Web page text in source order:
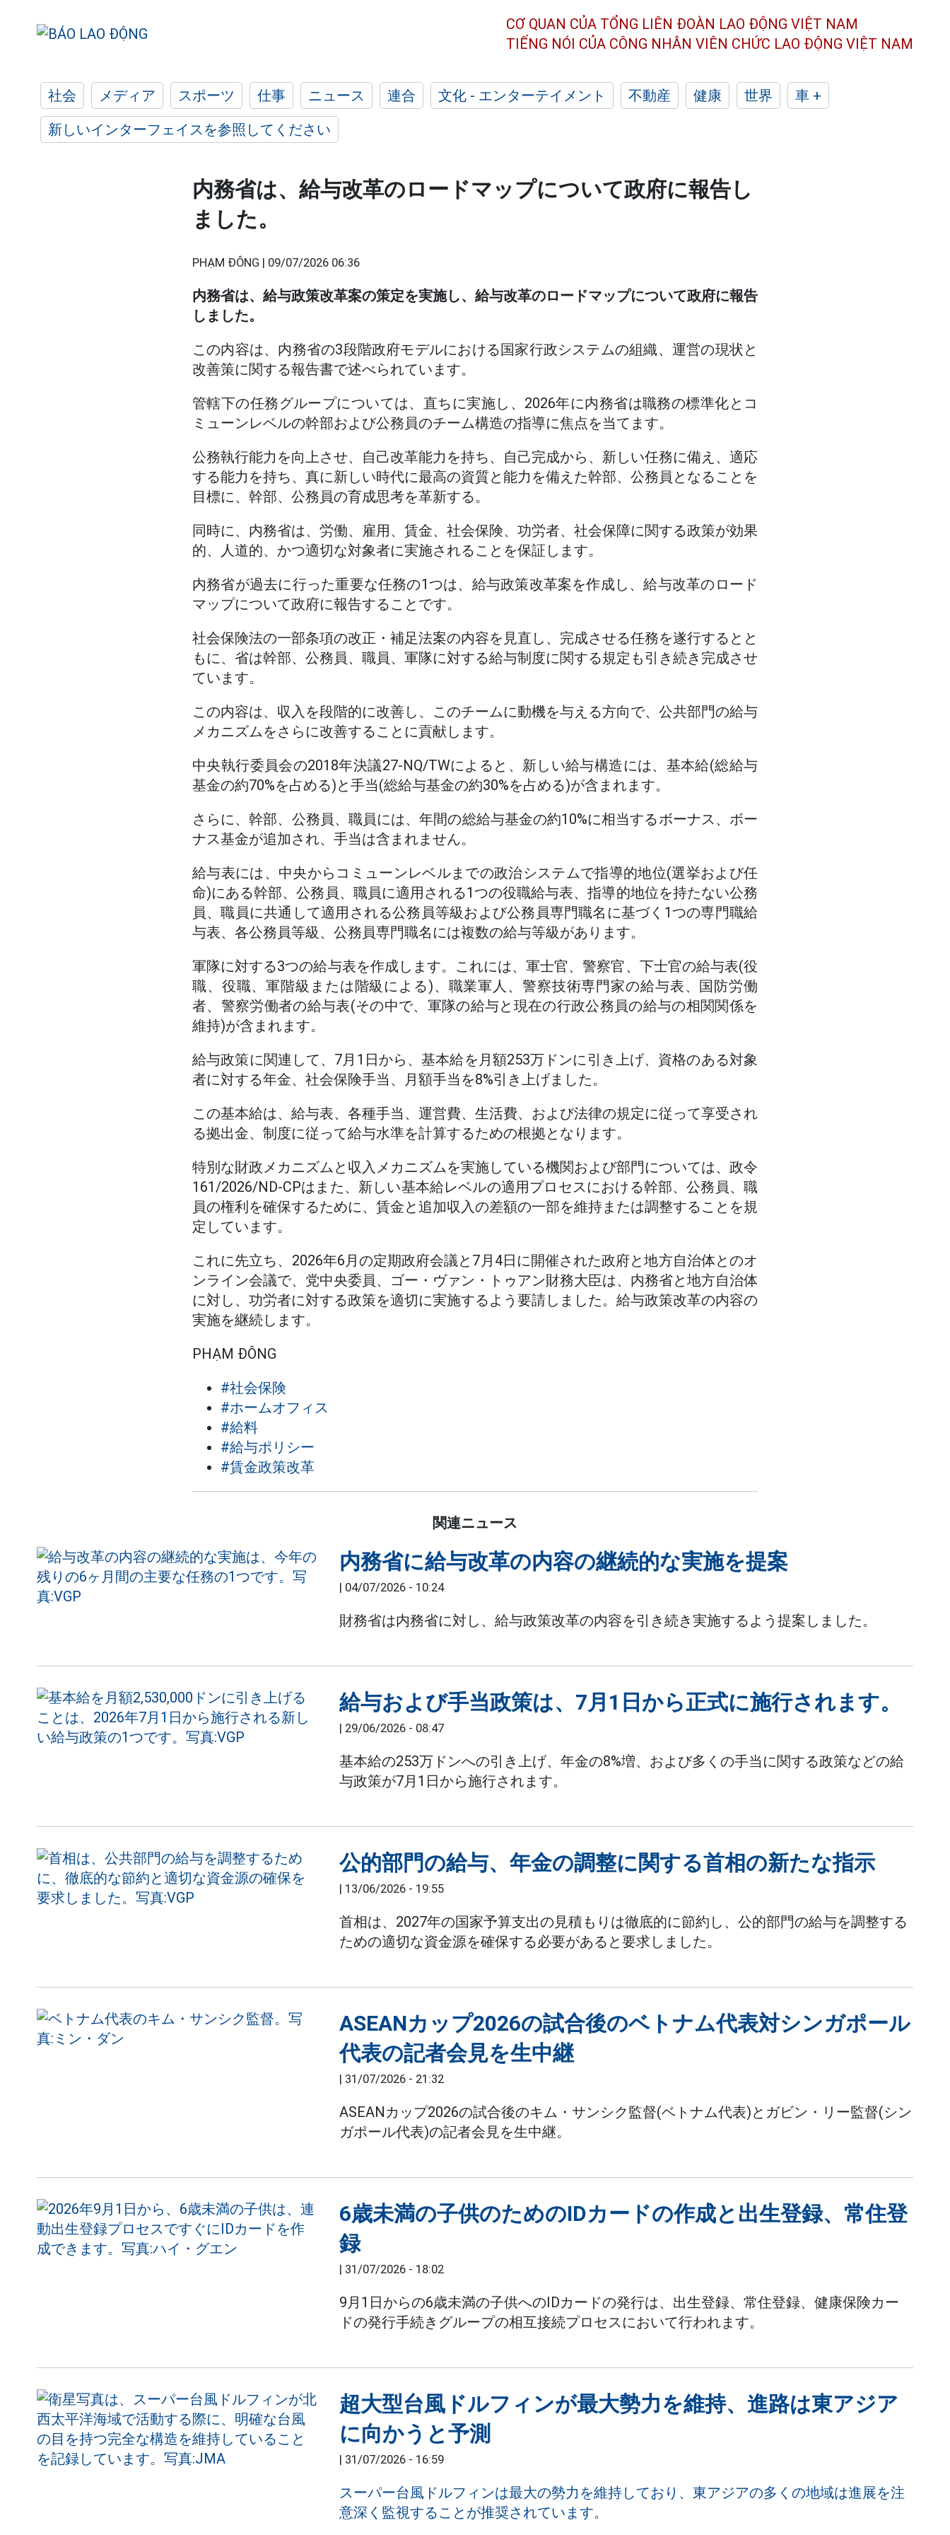
CƠ QUAN CỦA TỔNG LIÊN ĐOÀN LAO ĐỘNG VIỆT NAM
TIẾNG NÓI CỦA CÔNG NHÂN VIÊN CHỨC LAO ĐỘNG VIỆT NAM
社会 メディア スポーツ 仕事 ニュース 連合 文化 - エンターテイメント 不動産 健康 世界
車 +
新しいインターフェイスを参照してください
内務省は、給与改革のロードマップについて政府に報告し
ました。
PHẠM ĐÔNG | 09/07/2026 06:36
内務省は、給与政策改革案の策定を実施し、給与改革のロードマップについて政府に報告
しました。
この内容は、内務省の3段階政府モデルにおける国家行政システムの組織、運営の現状と
改善策に関する報告書で述べられています。
管轄下の任務グループについては、直ちに実施し、2026年に内務省は職務の標準化とコ
ミューンレベルの幹部および公務員のチーム構造の指導に焦点を当てます。
公務執行能力を向上させ、自己改革能力を持ち、自己完成から、新しい任務に備え、適応
する能力を持ち、真に新しい時代に最高の資質と能力を備えた幹部、公務員となることを
目標に、幹部、公務員の育成思考を革新する。
同時に、内務省は、労働、雇用、賃金、社会保険、功労者、社会保障に関する政策が効果
的、人道的、かつ適切な対象者に実施されることを保証します。
内務省が過去に行った重要な任務の1つは、給与政策改革案を作成し、給与改革のロード
マップについて政府に報告することです。
社会保険法の一部条項の改正・補足法案の内容を見直し、完成させる任務を遂行するとと
もに、省は幹部、公務員、職員、軍隊に対する給与制度に関する規定も引き続き完成させ
ています。
この内容は、収入を段階的に改善し、このチームに動機を与える方向で、公共部門の給与
メカニズムをさらに改善することに貢献します。
中央執行委員会の2018年決議27-NQ/TWによると、新しい給与構造には、基本給(総給与
基金の約70%を占める)と手当(総給与基金の約30%を占める)が含まれます。
さらに、幹部、公務員、職員には、年間の総給与基金の約10%に相当するボーナス、ボー
ナス基金が追加され、手当は含まれません。
給与表には、中央からコミューンレベルまでの政治システムで指導的地位(選挙および任
命)にある幹部、公務員、職員に適用される1つの役職給与表、指導的地位を持たない公務
員、職員に共通して適用される公務員等級および公務員専門職名に基づく1つの専門職給
与表、各公務員等級、公務員専門職名には複数の給与等級があります。
軍隊に対する3つの給与表を作成します。これには、軍士官、警察官、下士官の給与表(役
職、役職、軍階級または階級による)、職業軍人、警察技術専門家の給与表、国防労働
者、警察労働者の給与表(その中で、軍隊の給与と現在の行政公務員の給与の相関関係を
維持)が含まれます。
給与政策に関連して、7月1日から、基本給を月額253万ドンに引き上げ、資格のある対象
者に対する年金、社会保険手当、月額手当を8%引き上げました。
この基本給は、給与表、各種手当、運営費、生活費、および法律の規定に従って享受され
る拠出金、制度に従って給与水準を計算するための根拠となります。
特別な財政メカニズムと収入メカニズムを実施している機関および部門については、政令
161/2026/ND-CPはまた、新しい基本給レベルの適用プロセスにおける幹部、公務員、職
員の権利を確保するために、賃金と追加収入の差額の一部を維持または調整することを規
定しています。
これに先立ち、2026年6月の定期政府会議と7月4日に開催された政府と地方自治体とのオ
ンライン会議で、党中央委員、ゴー・ヴァン・トゥアン財務大臣は、内務省と地方自治体
に対し、功労者に対する政策を適切に実施するよう要請しました。給与政策改革の内容の
実施を継続します。
PHẠM ĐÔNG
#社会保険
#ホームオフィス
#給料
#給与ポリシー
#賃金政策改革
関連ニュース
内務省に給与改革の内容の継続的な実施を提案
| 04/07/2026 - 10:24
財務省は内務省に対し、給与政策改革の内容を引き続き実施するよう提案しました。
給与および手当政策は、7月1日から正式に施行されます。
| 29/06/2026 - 08:47
基本給の253万ドンへの引き上げ、年金の8%増、および多くの手当に関する政策などの給
与政策が7月1日から施行されます。
公的部門の給与、年金の調整に関する首相の新たな指示
| 13/06/2026 - 19:55
首相は、2027年の国家予算支出の見積もりは徹底的に節約し、公的部門の給与を調整する
ための適切な資金源を確保する必要があると要求しました。
ASEANカップ2026の試合後のベトナム代表対シンガポール
代表の記者会見を生中継
| 31/07/2026 - 21:32
ASEANカップ2026の試合後のキム・サンシク監督(ベトナム代表)とガビン・リー監督(シン
ガポール代表)の記者会見を生中継。
6歳未満の子供のためのIDカードの作成と出生登録、常住登
録
| 31/07/2026 - 18:02
9月1日からの6歳未満の子供へのIDカードの発行は、出生登録、常住登録、健康保険カー
ドの発行手続きグループの相互接続プロセスにおいて行われます。
超大型台風ドルフィンが最大勢力を維持、進路は東アジア
に向かうと予測
| 31/07/2026 - 16:59
スーパー台風ドルフィンは最大の勢力を維持しており、東アジアの多くの地域は進展を注
意深く監視することが推奨されています。